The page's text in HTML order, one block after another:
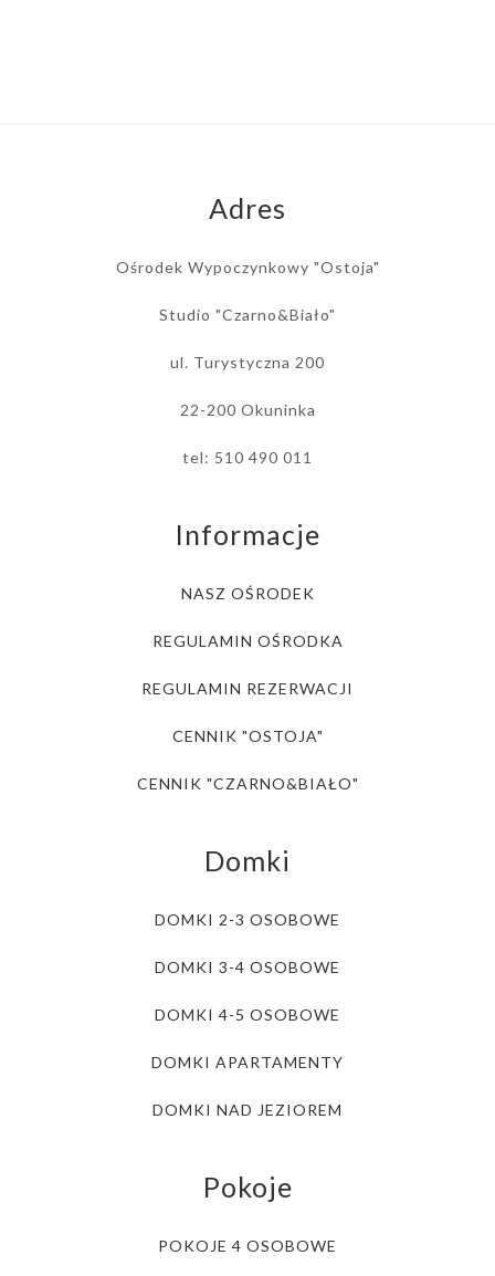
Adres
Ośrodek Wypoczynkowy "Ostoja"
Studio "Czarno&Biało"
ul. Turystyczna 200
22-200 Okuninka
tel: 510 490 011
Informacje
NASZ OŚRODEK
REGULAMIN OŚRODKA
REGULAMIN REZERWACJI
CENNIK "OSTOJA"
CENNIK "CZARNO&BIAŁO"
Domki
DOMKI 2-3 OSOBOWE
DOMKI 3-4 OSOBOWE
DOMKI 4-5 OSOBOWE
DOMKI APARTAMENTY
DOMKI NAD JEZIOREM
Pokoje
POKOJE 4 OSOBOWE